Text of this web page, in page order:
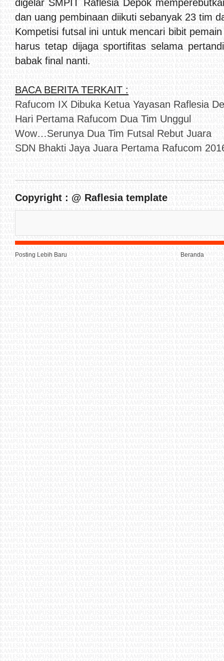
digelar SMPIT Raflesia Depok
dan uang pembinaan diikuti sebanyak 23 tim
Kompetisi futsal ini untuk mencari bibit
harus tetap dijaga sportifitas selama
babak final nanti.
BACA BERITA TERKAIT :
Rafucom IX Dibuka Ketua Yayasan Raflesia
Hari Pertama Rafucom Dua Tim Unggul
Wow…Serunya Dua Tim Futsal Rebut Juara
SDN Bhakti Jaya Juara Pertama Rafucom
Copyright : @ Raflesia template
Posting Lebih Baru Beranda